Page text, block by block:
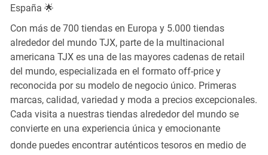
España 🌟
Con más de 700 tiendas en Europa y 5.000 tiendas
alrededor del mundo TJX, parte de la multinacional
americana TJX es una de las mayores cadenas de retail
del mundo, especializada en el formato off-price y
reconocida por su modelo de negocio único. Primeras
marcas, calidad, variedad y moda a precios excepcionales.
Cada visita a nuestras tiendas alrededor del mundo se
convierte en una experiencia única y emocionante
donde puedes encontrarauténticos tesoros en medio de